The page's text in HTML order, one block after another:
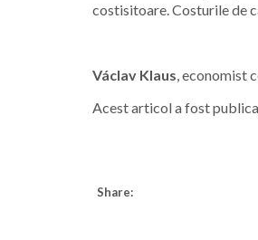
costisitoare. Costurile de
Václav Klaus,economist
Acest articol a fost
Share: